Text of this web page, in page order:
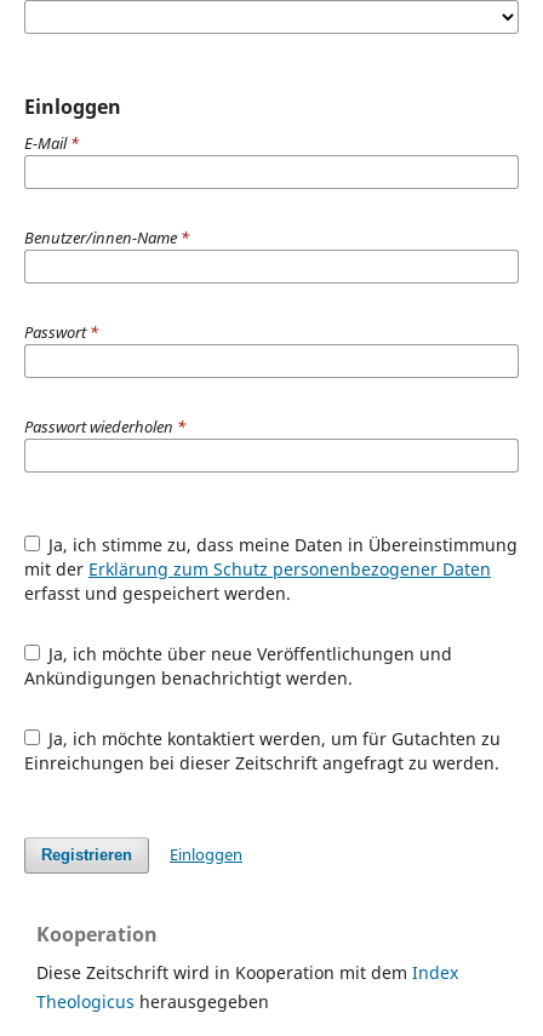
Einloggen
E-Mail*
Benutzer/innen-Name *
Passwort*
Passwort wiederholen *
mit der Erklärung zum Schutz personenbezogener Daten
erfasst und gespeichert werden.
Ankündigungen benachrichtigt werden.
Einreichungen bei dieser Zeitschrift angefragt zu werden.
Registrieren Einloggen
Kooperation
Diese Zeitschrift wird in Kooperation mit dem Index
Theologicus herausgegeben